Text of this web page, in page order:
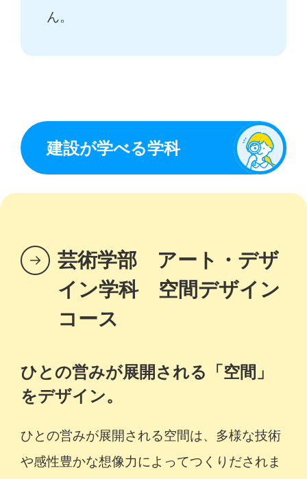
ん。
建設が学べる学科
芸術学部 アート・デザ
イン学科 空間デザイン
コース
ひとの営みが展開される「空間」
をデザイン。
ひとの営みが展開される空間は、多様な技術
や感性豊かな想像力によってつくりだされま